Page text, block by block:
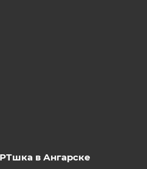
в Ангарске